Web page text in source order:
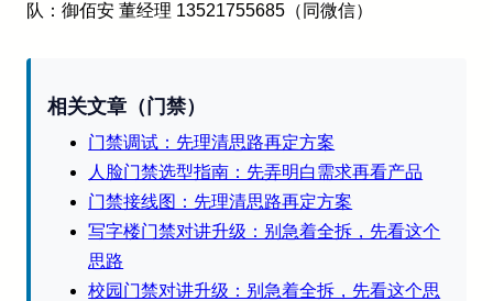
队：御佰安 董经理 13521755685（同微信）
相关文章（门禁）
门禁调试：先理清思路再定方案
人脸门禁选型指南：先弄明白需求再看产品
门禁接线图：先理清思路再定方案
写字楼门禁对讲升级：别急着全拆，先看这个
思路
校园门禁对讲升级：别急着全拆，先看这个思